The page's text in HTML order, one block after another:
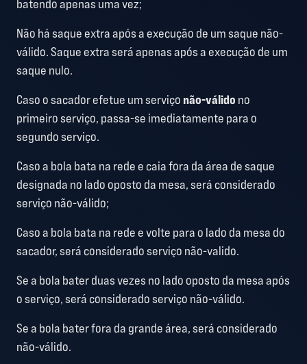
batendo apenas uma vez;
Não há saque extra após a execução de um saque não-
válido. Saque extra será apenas após a execução de um
saque nulo.
Caso o sacador efetue um serviço não-válido no
primeiro serviço, passa-se imediatamente para o
segundo serviço.
Caso a bola bata na rede e caia fora da área de saque
designada no lado oposto da mesa, será considerado
serviço não-válido;
Caso a bola bata na rede e volte para o lado da mesa do
sacador, será considerado serviço não-valido.
Se a bola bater duas vezes no lado oposto da mesa após
o serviço, será considerado serviço não-válido.
Se a bola bater fora da grande área, será considerado
não-válido.